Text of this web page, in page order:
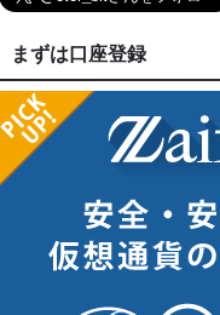
まずは口座登録